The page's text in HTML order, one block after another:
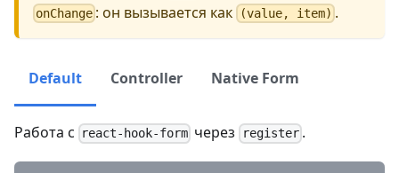
onChange : он вызывается как (value, item) .
Default Controller Native Form
Работа с react-hook-form через register.